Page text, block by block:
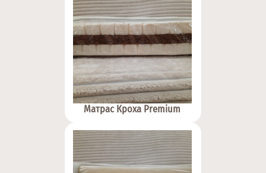
Матрас Кроха Premium